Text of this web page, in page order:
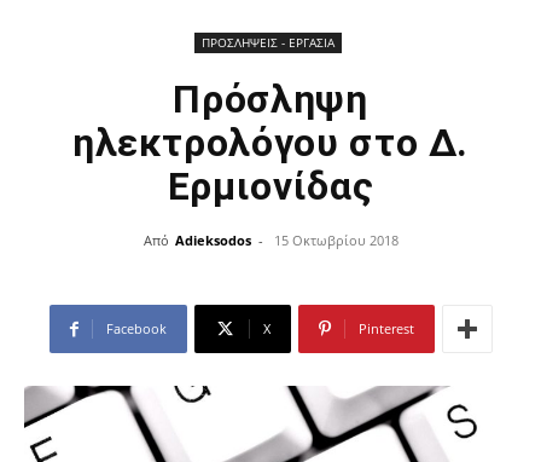
ΠΡΟΣΛΗΨΕΙΣ - ΕΡΓΑΣΙΑ
Πρόσληψη
ηλεκτρολόγου στο Δ.
Ερμιονίδας
Από Adieksodos - 15 Οκτωβρίου 2018
Facebook X Pinterest